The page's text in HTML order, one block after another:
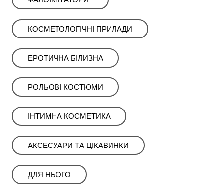
КОСМЕТОЛОГІЧНІ ПРИЛАДИㅤㅤ
ЕРОТИЧНА БІЛИЗНА
РОЛЬОВІ КОСТЮМИ
ІНТИМНА КОСМЕТИКА
АКСЕСУАРИ ТА ЦІКАВИНКИ
ㅤㅤДЛЯ НЬОГОㅤㅤ